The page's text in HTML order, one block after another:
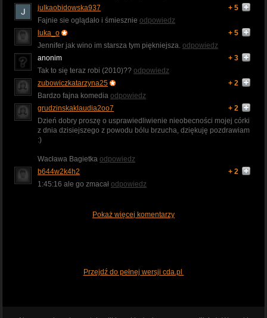
julkaobidowska937
+ 5
Fajnie sie oglądało i śmiesznie odpowiedz
luka_o
+ 5
Jennifer jak wino im starsza tym piękniejsza. odpowiedz
anonim
+ 3
Tak to się teraz robi (2010)?? odpowiedz
zubowiczkatarzyna25
+ 2
Bardzo fajna komedia odpowiedz
grudzinskaklaudia2oo7
+ 2
Dzień dobry proszę o usprawiedliwienie nieobecności mojej córki
z dnia dzisiejszego z powodu bólu brzucha, dziękuję pozdrawiam
:)
Wacława Bagietka odpowiedz
b644w2k4h2
+ 2
1:45:16 ale go zmacał odpowiedz
Pokaż więcej komentarzy
Przejdź do pełnej wersji cda.pl